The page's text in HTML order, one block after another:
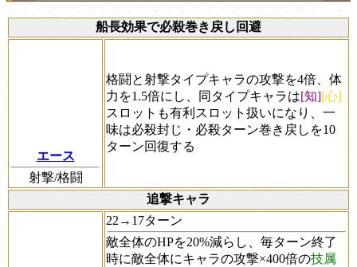
船長効果で必殺巻き戻し回避
エース
射撃/格闘
格闘と射撃タイプキャラの攻撃を4倍、体
力を1.5倍にし、同タイプキャラは[知] [心]
スロットも有利スロット扱いになり、一
味は必殺封じ・必殺ターン巻き戻しを10
ターン回復する
追撃キャラ
22→17ターン
敵全体のHPを20%減らし、毎ターン終了
時に敵全体にキャラの攻撃×400倍の技属